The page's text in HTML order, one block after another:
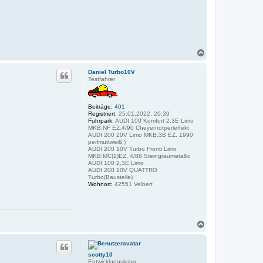
Daniel Turbo10V
Testfahrer
Beiträge: 401
Registriert: 25.01.2022, 20:39
Fuhrpark: AUDI 100 Komfort 2,3E Limo
MKB:NF EZ.4/90 Cheyenrotperleffekt
AUDI 200 20V Limo MKB:3B EZ. 1990
perlmuttweiß )
AUDI 200 10V Turbo Fronti Limo
MKB:MC(1)EZ. 4/88 Steingraumetallic
AUDI 100 2,3E Limo
AUDI 200 10V QUATTRO
Turbo(Baustelle)
Wohnort: 42551 Velbert
scotty10
Entwicklungsleiter